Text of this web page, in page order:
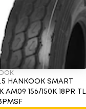
HANKOOK SMART
AM09 156/150K 18PR TL